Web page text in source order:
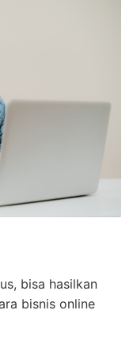
bisa hasilkan
bisnis online